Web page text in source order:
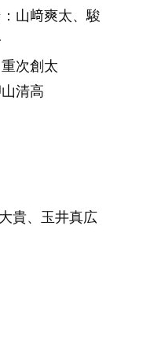
山﨑爽太、駿
次創太
清高
貴、玉井真広